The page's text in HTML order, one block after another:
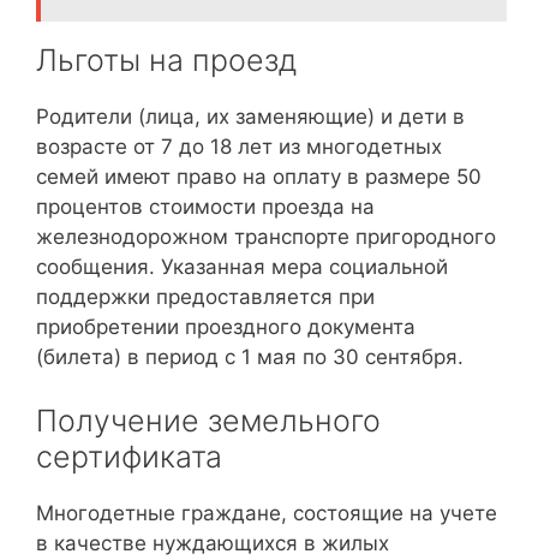
Льготы на проезд
Родители (лица, их заменяющие) и дети в
возрасте от 7 до 18 лет из многодетных
семей имеют право на оплату в размере 50
процентов стоимости проезда на
железнодорожном транспорте пригородного
сообщения. Указанная мера социальной
поддержки предоставляется при
приобретении проездного документа
(билета) в период с 1 мая по 30 сентября.
Получение земельного
сертификата
Многодетные граждане, состоящие на учете
в качестве нуждающихся в жилых